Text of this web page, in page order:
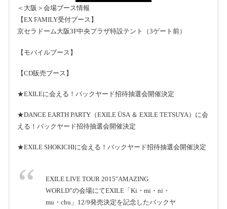
＜大阪＞会場ブース情報
【EX FAMILY受付ブース】
京セラドーム大阪3F中央プラザ特設テント（3ゲート前）
【モバイルブース】
【CD販売ブース】
★EXILEに会える！バックヤード招待抽選会開催決定
★DANCE EARTH PARTY（EXILE ÜSA ＆ EXILE TETSUYA）に会
える！バックヤード招待抽選会開催決定
★EXILE SHOKICHIに会える！バックヤード招待抽選会開催決定
EXILE LIVE TOUR 2015″AMAZING
WORLD”の会場にてEXILE「Ki・mi・ni・
mu・chu」12/9発売決定を記念したバックヤ